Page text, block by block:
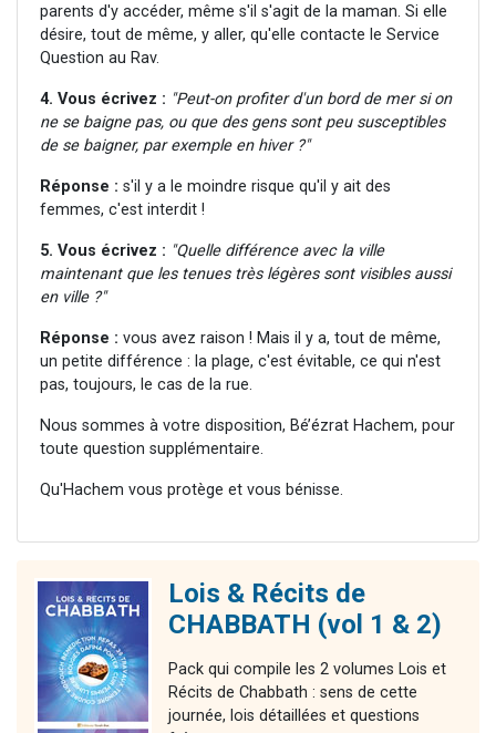
parents d'y accéder, même s'il s'agit de la maman. Si elle
désire, tout de même, y aller, qu'elle contacte le Service
Question au Rav.
4. Vous écrivez : "Peut-on profiter d'un bord de mer si on
ne se baigne pas, ou que des gens sont peu susceptibles
de se baigner, par exemple en hiver ?"
Réponse : s'il y a le moindre risque qu'il y ait des
femmes, c'est interdit !
5. Vous écrivez : "Quelle différence avec la ville
maintenant que les tenues très légères sont visibles aussi
en ville ?"
Réponse : vous avez raison ! Mais il y a, tout de même,
un petite différence : la plage, c'est évitable, ce qui n'est
pas, toujours, le cas de la rue.
Nous sommes à votre disposition, Bé’ézrat Hachem, pour
toute question supplémentaire.
Qu'Hachem vous protège et vous bénisse.
Lois & Récits de
CHABBATH (vol 1 & 2)
Pack qui compile les 2 volumes Lois et
Récits de Chabbath : sens de cette
journée, lois détaillées et questions